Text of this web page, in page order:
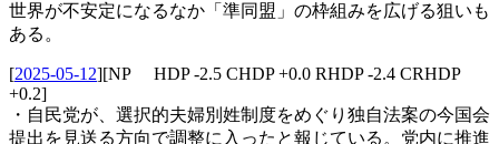
世界が不安定になるなか「準同盟」の枠組みを広げる狙いも
ある。
[2025-05-12][NP HDP -2.5 CHDP +0.0 RHDP -2.4 CRHDP
+0.2]
・自民党が、選択的夫婦別姓制度をめぐり独自法案の今国会
提出を見送る方向で調整に入ったと報じている。党内に推進